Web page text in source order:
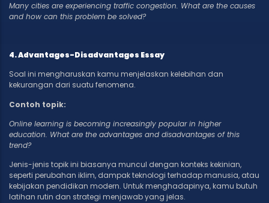
Many cities are experiencing traffic congestion. What are the causes
and how can this problem be solved?
4. Advantages-Disadvantages Essay
Soal ini mengharuskan kamu menjelaskan kelebihan dan
kekurangan dari suatu fenomena.
Contoh topik:
Online learning is becoming increasingly popular in higher
education. What are the advantages and disadvantages of this
trend?
Jenis-jenis topik ini biasanya muncul dengan konteks kekinian,
seperti perubahan iklim, dampak teknologi terhadap manusia, atau
kebijakan pendidikan modern. Untuk menghadapinya, kamu butuh
latihan rutin dan strategi menjawab yang jelas.